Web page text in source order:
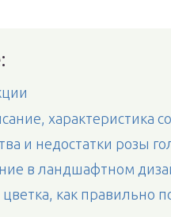
характеристика
и недостатки розы
в ландшафтном
как правильно